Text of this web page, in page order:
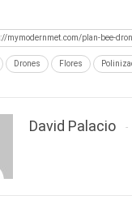
mymodernmet.com/plan-bee-
Drones Flores
David Palacio